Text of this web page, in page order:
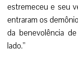
estremeceu e seu
entraram os
da benevolência
lado.”